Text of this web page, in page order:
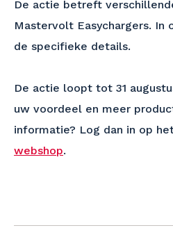
De actie betreft
Mastervolt Easychargers. In
de specifieke details.
De actie loopt tot 31
uw voordeel en meer
informatie? Log dan in op
webshop.